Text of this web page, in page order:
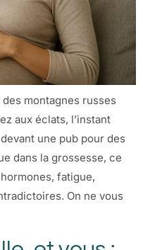
des montagnes russes
aux éclats, l’instant
une pub pour des
dans la grossesse, ce
fatigue,
On ne vous